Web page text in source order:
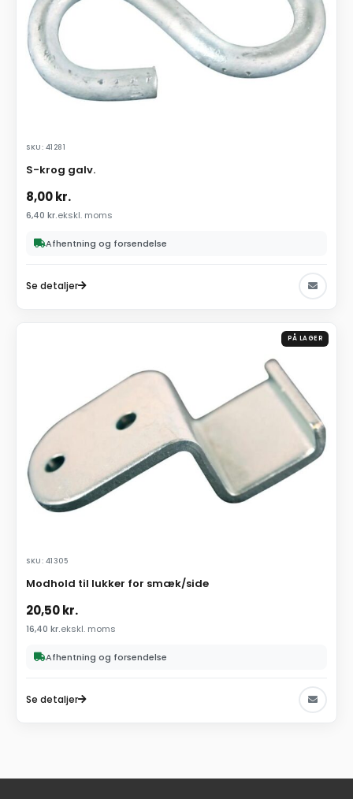
SKU: 41281
S-krog galv.
8,00kr.
6,40 kr.ekskl. moms
Afhentning og forsendelse
Se detaljer
PÅ LAGER
SKU: 41305
Modhold til lukker for smæk/side
20,50kr.
16,40 kr.ekskl. moms
Afhentning og forsendelse
Se detaljer